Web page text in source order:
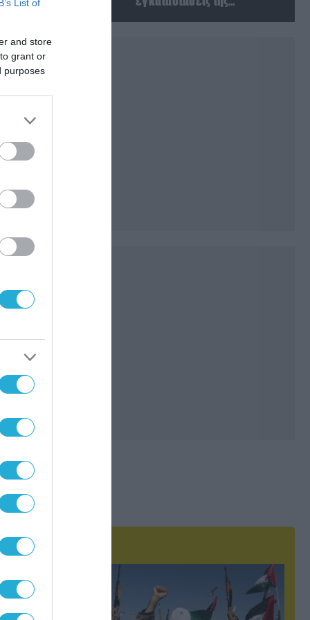
List of
and store
grant or
purposes
Κριμαία